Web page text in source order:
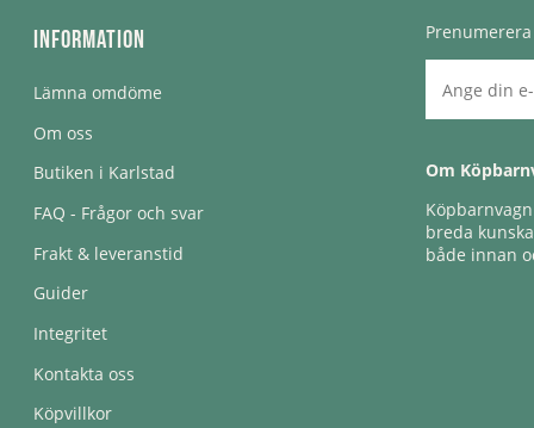
Information
Lämna omdöme
Om oss
Butiken i Karlstad
FAQ - Frågor och svar
Frakt & leveranstid
Guider
Integritet
Kontakta oss
Köpvillkor
Om
breda
både innan